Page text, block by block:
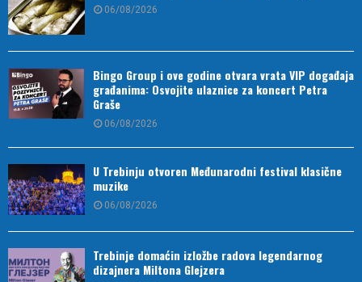
06/08/2026
Bingo Group i ove godine otvara vrata VIP događaja
građanima: Osvojite ulaznice za koncert Petra
Graše
06/08/2026
U Trebinju otvoren Međunarodni festival klasične
muzike
06/08/2026
Trebinje domaćin izložbe radova legendarnog
dizajnera Miltona Glejzera